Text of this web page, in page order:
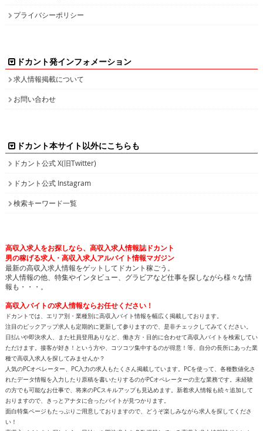
プライバシーポリシー
ドカント発インフォメーション
求人情報掲載について
お問い合わせ
ドカント本サイト以外にこちらも
ドカント公式 X(旧Twitter)
ドカント公式 Instagram
検索キーワード一覧
高収入求人をお探しなら、高収入求人情報誌ドカント
男の稼げる求人・高収入求人アルバイト情報マガジン
最新の高収入求人情報をゲットしてドカント稼ごう。
求人情報の他、特集やインタビュー、グラビアなど仕事を探しながら様々な情
報も・・・。
高収入バイトの求人情報ならお任せください！
ドカントでは、エリア別・業種別に高収入バイト情報を幅広く掲載しております。
注目のピックアップ求人も定期的に更新して参りますので、是非チェックしてみてください。
日払いや即決求人、また社員登用ありなど、働き方・目的に合わせて高収入バイトを検索してい
ただけます。接客が好き！という方や、コツコツ集中するのが得意！等、自分の長所にあった業
種で高収入求人を探してみませんか？
人気のPCオペレーター、PC入力の求人もたくさん掲載しています。PCを使って、各種数値化さ
れたデータ情報を入力したり原稿を書いたりするのがPCオペレーターの主な業務です。未経験
の方でも可能なお仕事で、将来のPCスキルアップも見込めます。新着求人情報も続々追加して
おりますので、きっとアナタに合ったバイトが見つかります。
面白特集ページもたっぷりご用意しておりますので、どうぞ楽しみながら求人を探してくださ
い！